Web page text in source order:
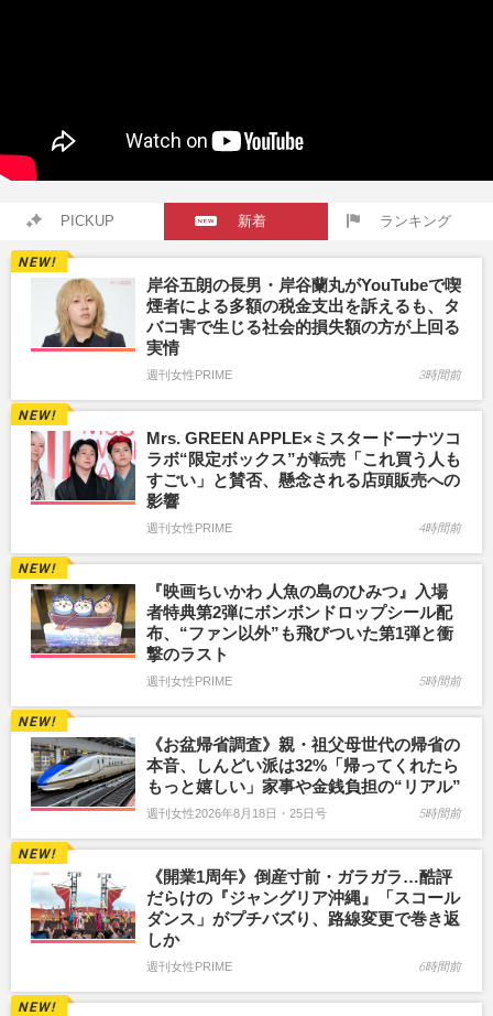
PICKUP 新着 ランキング
岸谷五朗の長男・岸谷蘭丸がYouTubeで喫
煙者による多額の税金支出を訴えるも、タ
バコ害で生じる社会的損失額の方が上回る
実情
週刊女性PRIME 3時間前
Mrs. GREEN APPLE×ミスタードーナツコ
ラボ“限定ボックス”が転売「これ買う人も
すごい」と賛否、懸念される店頭販売への
影響
週刊女性PRIME 4時間前
『映画ちいかわ 人魚の島のひみつ』入場
者特典第2弾にボンボンドロップシール配
布、“ファン以外”も飛びついた第1弾と衝
撃のラスト
週刊女性PRIME 5時間前
《お盆帰省調査》親・祖父母世代の帰省の
本音、しんどい派は32%「帰ってくれたら
もっと嬉しい」家事や金銭負担の“リアル”
週刊女性2026年8月18日・25日号 5時間前
《開業1周年》倒産寸前・ガラガラ…酷評
だらけの『ジャングリア沖縄』「スコール
ダンス」がプチバズり、路線変更で巻き返
しか
週刊女性PRIME 6時間前